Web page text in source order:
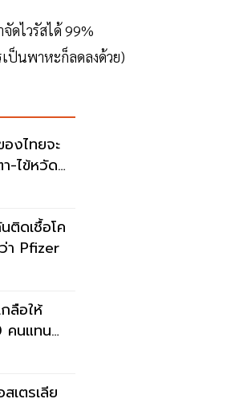
ดไวรัสได้ 99%
เป็นพาหะก็ลดลงด้วย)
งไทยจะ
-ไข้หวัด
ดเชื้อโค
า Pfizer
ลือให้
เตรเลีย